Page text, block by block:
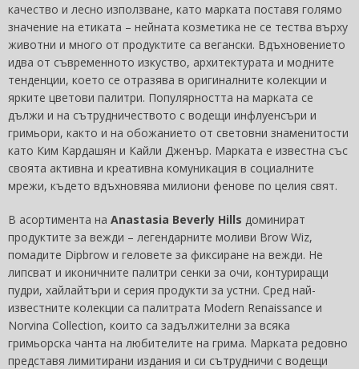
качество и лесно използване, като марката поставя голямо
значение на етиката – нейната козметика не се тества върху
животни и много от продуктите са вегански. Вдъхновението
идва от съвременното изкуство, архитектурата и модните
тенденции, което се отразява в оригиналните колекции и
ярките цветови палитри. Популярността на марката се
дължи и на сътрудничеството с водещи инфлуенсъри и
гримьори, както и на обожанието от световни знаменитости
като Ким Кардашян и Кайли Дженър. Марката е известна със
своята активна и креативна комуникация в социалните
мрежи, където вдъхновява милиони фенове по целия свят.
В асортимента на Anastasia Beverly Hills доминират
продуктите за вежди – легендарните моливи Brow Wiz,
помадите Dipbrow и геловете за фиксиране на вежди. Не
липсват и иконичните палитри сенки за очи, контуриращи
пудри, хайлайтъри и серия продукти за устни. Сред най-
известните колекции са палитрата Modern Renaissance и
Norvina Collection, които са задължителни за всяка
гримьорска чанта на любителите на грима. Марката редовно
представя лимитирани издания и си сътрудничи с водещи